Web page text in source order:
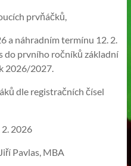
prvňáčků,
a náhradním termínu 12. 2.
do prvního ročníků základní
2026/2027.
dle registračních čísel
2. 2026
Pavlas, MBA